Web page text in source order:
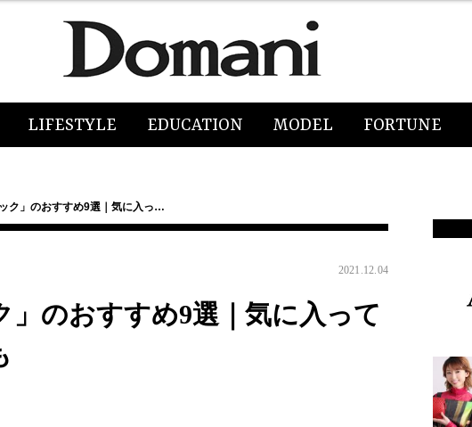
LIFESTYLE EDUCATION MODEL FORTUNE
ク」のおすすめ9選｜気に入っ…
2021.12.04
のおすすめ9選｜気に入って